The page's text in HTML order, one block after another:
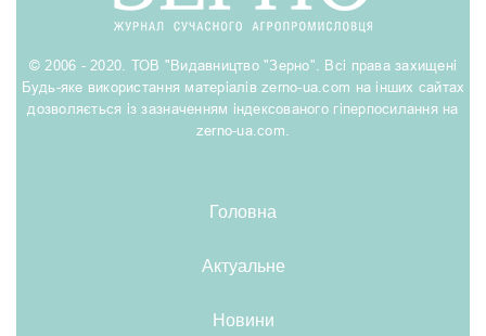
© 2006 - 2020. ТОВ "Видавництво "Зерно". Всі права захищені
Будь-яке використання матеріалів zerno-ua.com на інших сайтах
дозволяється із зазначенням індексованого гіперпосилання на
zerno-ua.com.
Головна
Актуальне
Новини